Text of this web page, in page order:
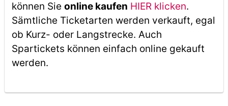
können Sie online kaufen HIER klicken.
Sämtliche Ticketarten werden verkauft, egal
ob Kurz- oder Langstrecke. Auch
Spartickets können einfach online gekauft
werden.